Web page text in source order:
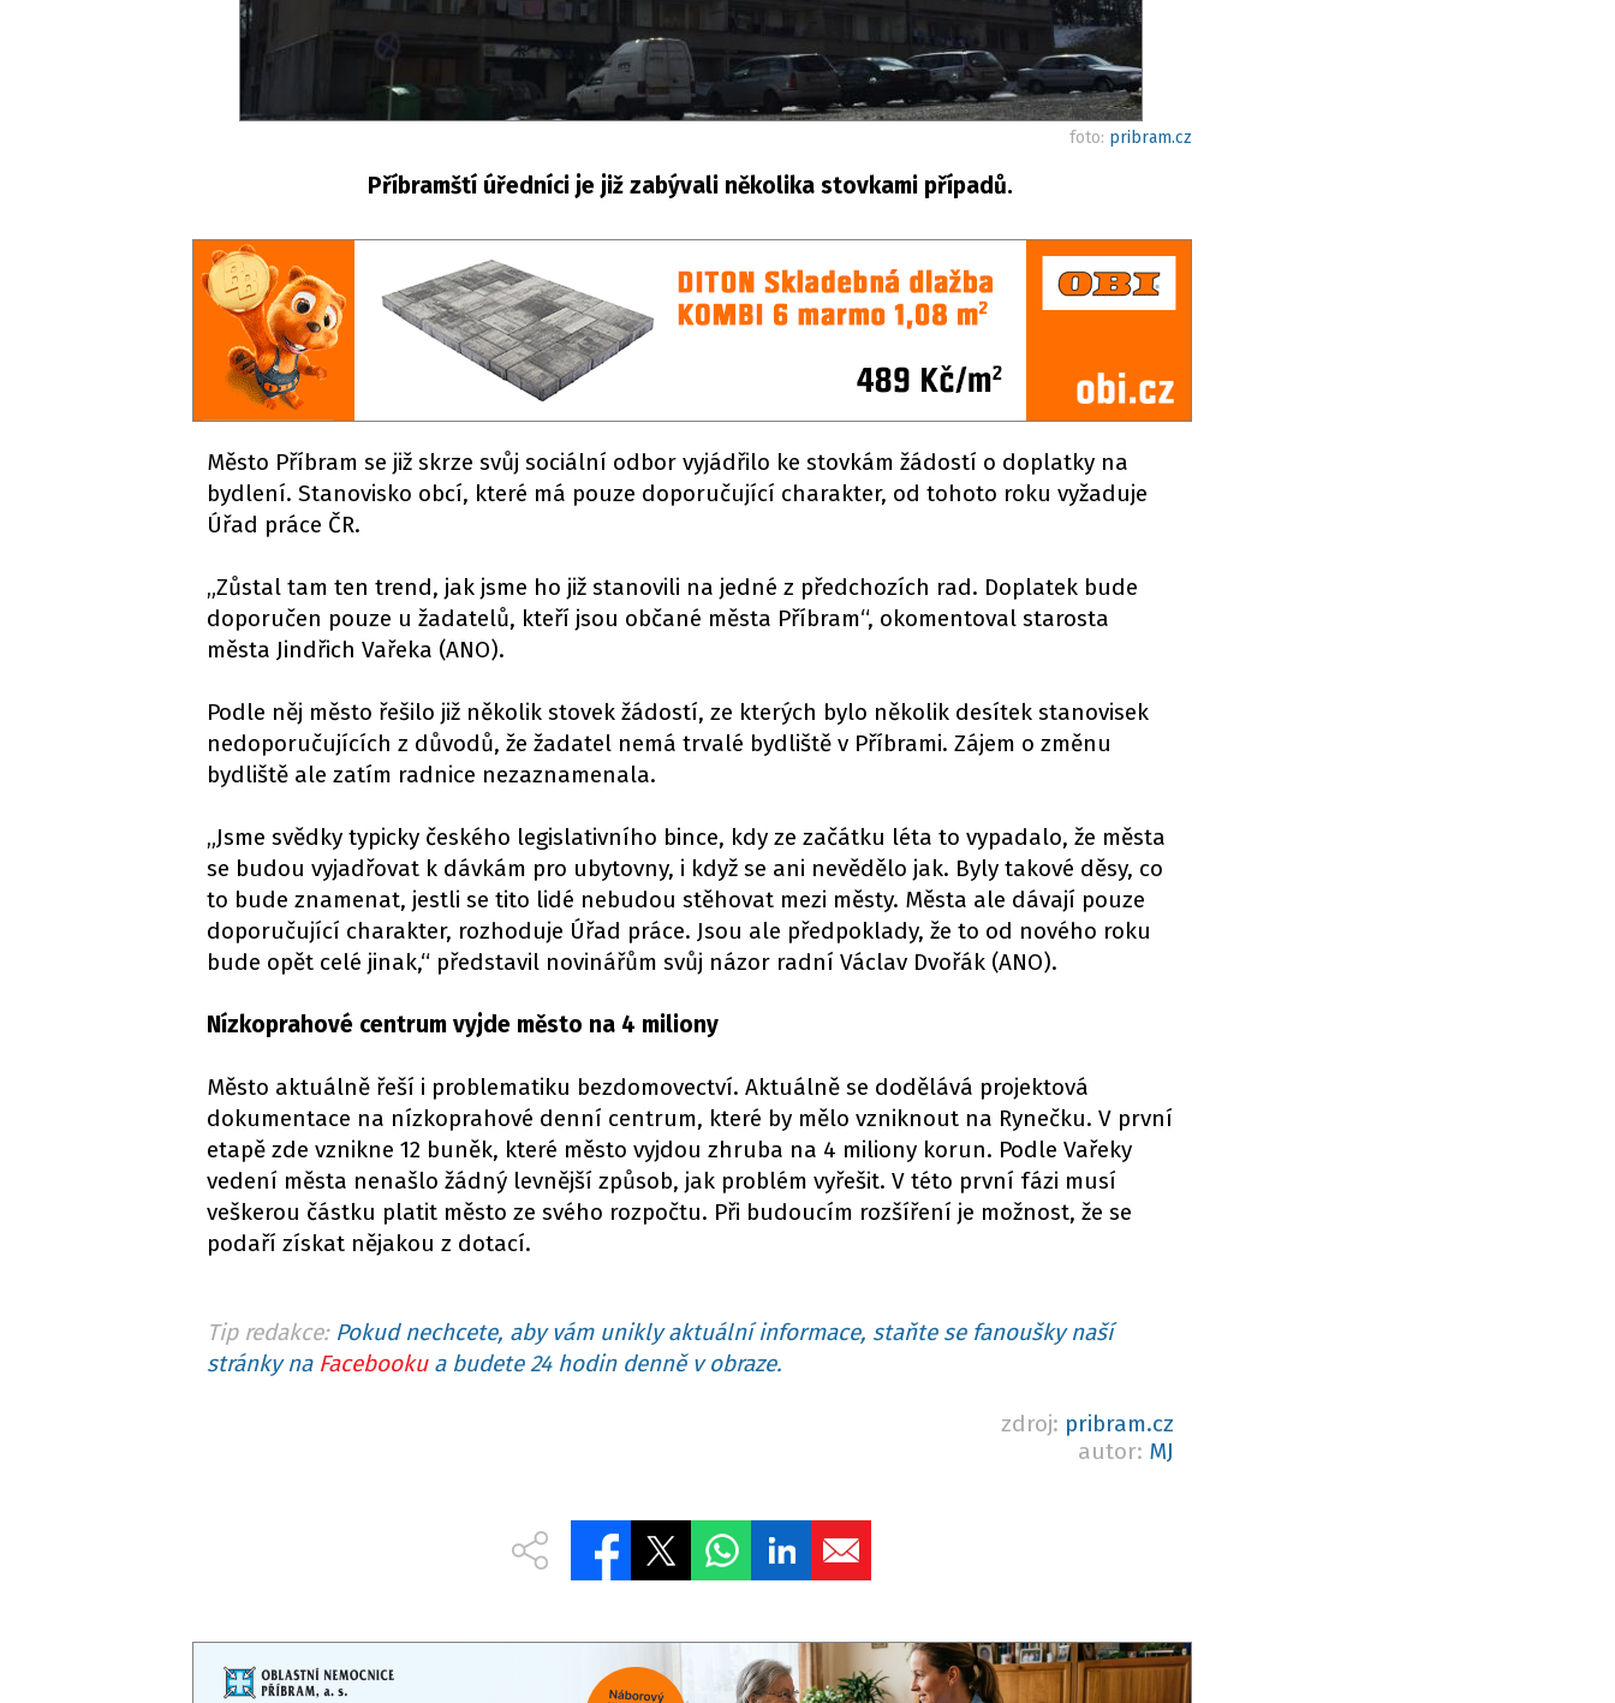
foto: pribram.cz
Příbramští úředníci je již zabývali několika stovkami případů.
Město Příbram se již skrze svůj sociální odbor vyjádřilo ke stovkám žádostí o doplatky na
bydlení. Stanovisko obcí, které má pouze doporučující charakter, od tohoto roku vyžaduje
Úřad práce ČR.
„Zůstal tam ten trend, jak jsme ho již stanovili na jedné z předchozích rad. Doplatek bude
doporučen pouze u žadatelů, kteří jsou občané města Příbram“, okomentoval starosta
města Jindřich Vařeka (ANO).
Podle něj město řešilo již několik stovek žádostí, ze kterých bylo několik desítek stanovisek
nedoporučujících z důvodů, že žadatel nemá trvalé bydliště v Příbrami. Zájem o změnu
bydliště ale zatím radnice nezaznamenala.
„Jsme svědky typicky českého legislativního bince, kdy ze začátku léta to vypadalo, že města
se budou vyjadřovat k dávkám pro ubytovny, i když se ani nevědělo jak. Byly takové děsy, co
to bude znamenat, jestli se tito lidé nebudou stěhovat mezi městy. Města ale dávají pouze
doporučující charakter, rozhoduje Úřad práce. Jsou ale předpoklady, že to od nového roku
bude opět celé jinak,“ představil novinářům svůj názor radní Václav Dvořák (ANO).
Nízkoprahové centrum vyjde město na 4 miliony
Město aktuálně řeší i problematiku bezdomovectví. Aktuálně se dodělává projektová
dokumentace na nízkoprahové denní centrum, které by mělo vzniknout na Rynečku. V první
etapě zde vznikne 12 buněk, které město vyjdou zhruba na 4 miliony korun. Podle Vařeky
vedení města nenašlo žádný levnější způsob, jak problém vyřešit. V této první fázi musí
veškerou částku platit město ze svého rozpočtu. Při budoucím rozšíření je možnost, že se
podaří získat nějakou z dotací.
Tip redakce: Pokud nechcete, aby vám unikly aktuální informace, staňte se fanoušky naší
stránky na Facebookua budete 24 hodin denně v obraze.
zdroj: pribram.cz
autor: MJ